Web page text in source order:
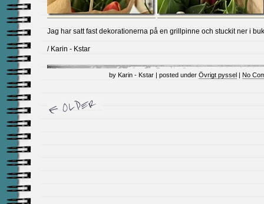
Jag har satt fast dekorationerna på en grillpinne och stuckit ner i
/ Karin - Kstar
by Karin - Kstar | posted under Övrigt pyssel | No